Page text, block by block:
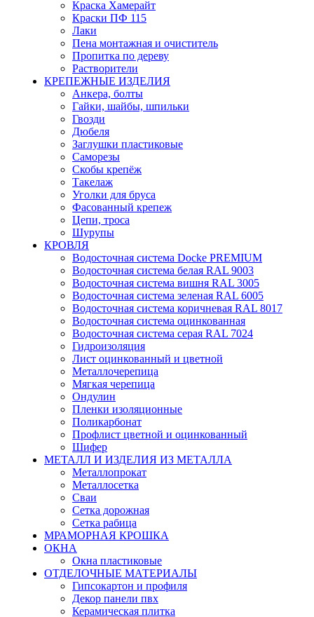
Краска Хамерайт
Краски ПФ 115
Лаки
Пена монтажная и очиститель
Пропитка по дереву
Растворители
КРЕПЕЖНЫЕ ИЗДЕЛИЯ
Анкера, болты
Гайки, шайбы, шпильки
Гвозди
Дюбеля
Заглушки пластиковые
Саморезы
Скобы крепёж
Такелаж
Уголки для бруса
Фасованный крепеж
Цепи, троса
Шурупы
КРОВЛЯ
Водосточная система Docke PREMIUM
Водосточная система белая RAL 9003
Водосточная система вишня RAL 3005
Водосточная система зеленая RAL 6005
Водосточная система коричневая RAL 8017
Водосточная система оцинкованная
Водосточная система серая RAL 7024
Гидроизоляция
Лист оцинкованный и цветной
Металлочерепица
Мягкая черепица
Ондулин
Пленки изоляционные
Поликарбонат
Профлист цветной и оцинкованный
Шифер
МЕТАЛЛ И ИЗДЕЛИЯ ИЗ МЕТАЛЛА
Металлопрокат
Металлосетка
Сваи
Сетка дорожная
Сетка рабица
МРАМОРНАЯ КРОШКА
ОКНА
Окна пластиковые
ОТДЕЛОЧНЫЕ МАТЕРИАЛЫ
Гипсокартон и профиля
Декор панели пвх
Керамическая плитка